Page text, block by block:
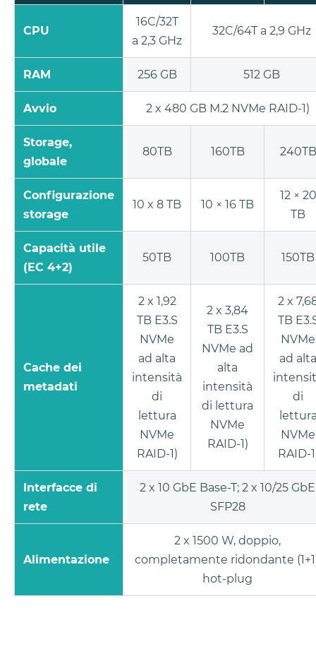
CPU
16C/32T
a 2,3 GHz
32C/64T a 2,9 GHz
RAM 256 GB 512 GB
Avvio 2 x 480 GB M.2 NVMe RAID-1)
Storage,
globale
80TB 160TB 240TB
Configurazione
storage
10 x 8 TB 10 × 16 TB
12 × 20
TB
Capacità utile
(EC 4+2)
50TB 100TB 150TB
Cache dei
metadati
2 x 1,92
TB E3.S
NVMe
ad alta
intensità
di
lettura
NVMe
RAID-1)
2 x 3,84
TB E3.S
NVMe ad
alta
intensità
di lettura
NVMe
RAID-1)
2 x
TB
NVMe
ad alta
di
NVMe
RAID-
Interfacce di
rete
2 x 10 GbE Base-T; 2 x 10/25 GbE
SFP28
Alimentazione
2 x 1500 W, doppio,
completamente ridondante
hot-plug